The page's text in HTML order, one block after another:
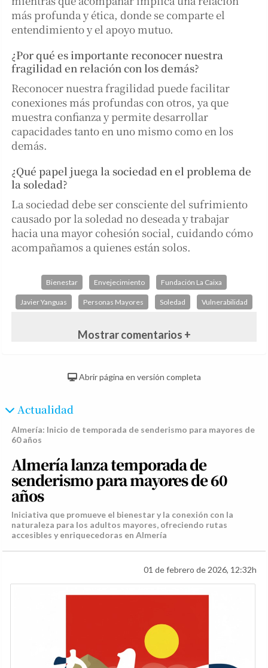
más profunda y ética, donde se comparte el
entendimiento y el apoyo mutuo.
¿Por qué es importante reconocer nuestra
fragilidad en relación con los demás?
Reconocer nuestra fragilidad puede facilitar
conexiones más profundas con otros, ya que
muestra confianza y permite desarrollar
capacidades tanto en uno mismo como en los
demás.
¿Qué papel juega la sociedad en el problema de
la soledad?
La sociedad debe ser consciente del sufrimiento
causado por la soledad no deseada y trabajar
hacia una mayor cohesión social, cuidando cómo
acompañamos a quienes están solos.
Bienestar Envejecimiento Fundación La Caixa
Javier Yanguas Personas Mayores Soledad Vulnerabilidad
Mostrar comentarios +
Abrir página en versión completa
Actualidad
Almería: Inicio de temporada de senderismo para mayores de
60 años
Almería lanza temporada de
senderismo para mayores de 60
años
Iniciativa que promueve el bienestar y la conexión con la
naturaleza para los adultos mayores, ofreciendo rutas
accesibles y enriquecedoras en Almería
01 de febrero de 2026, 12:32h